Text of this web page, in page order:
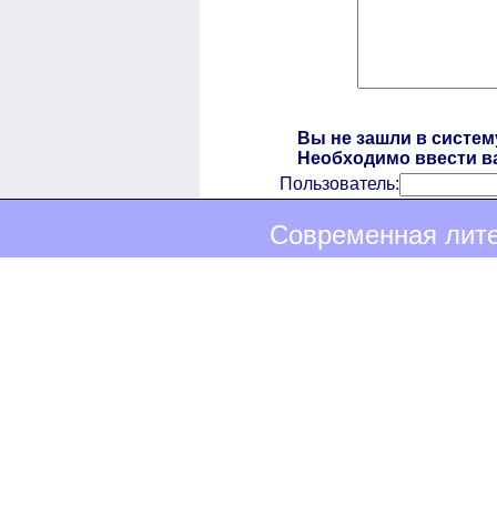
Вы не зашли в
Необходимо ввести
Пользователь:
Современная